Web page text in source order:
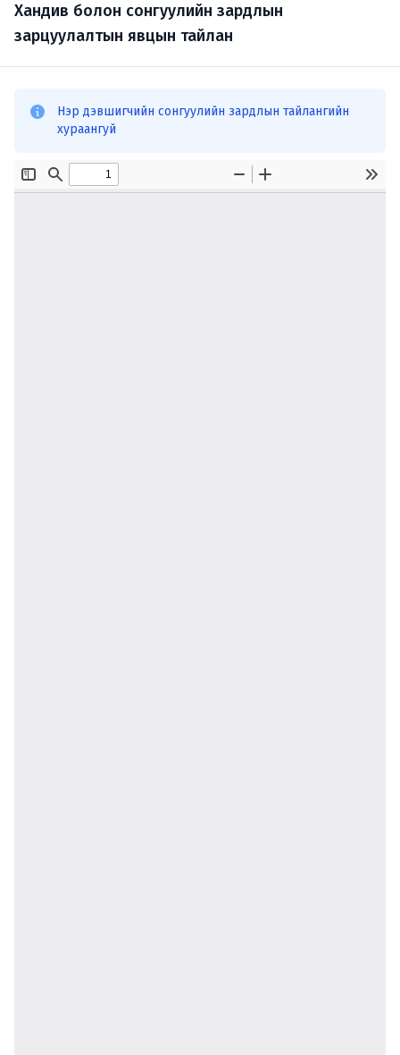
Хандив болон сонгуулийн зардлын
зарцуулалтын явцын тайлан
Нэр дэвшигчийн сонгуулийн зардлын тайлангийн
хураангуй